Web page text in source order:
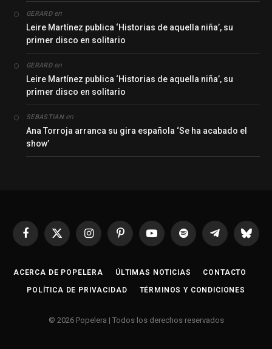
GERARDen
Leire Martínez publica ‘Historias de aquella niña’, su
primer disco en solitario
GERARDen
Leire Martínez publica ‘Historias de aquella niña’, su
primer disco en solitario
SEBASTIANen
Ana Torroja arranca su gira española ‘Se ha acabado el
show’
Facebook
X
InstagramPinterestYouTubeSpotify Telegrama
ACERCA DE POPELERA ÚLTIMAS NOTICIAS CONTACTO
POLÍTICA DE PRIVACIDAD TÉRMINOS Y CONDICIONES
© 2026 Popelera | Todos los derechos reservados